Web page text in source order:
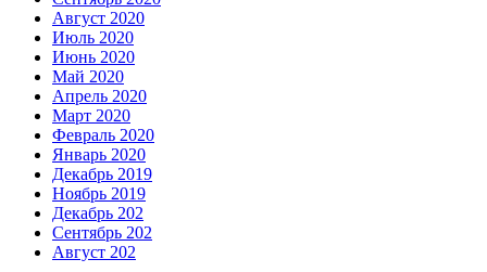
Август 2020
Июль 2020
Июнь 2020
Май 2020
Апрель 2020
Март 2020
Февраль 2020
Январь 2020
Декабрь 2019
Ноябрь 2019
Декабрь 202
Сентябрь 202
Август 202